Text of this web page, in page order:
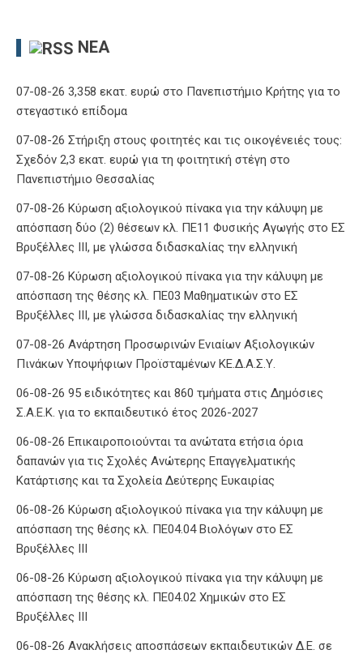
ΝΈΑ
07-08-26 3,358 εκατ. ευρώ στο Πανεπιστήμιο Κρήτης για το
στεγαστικό επίδομα
07-08-26 Στήριξη στους φοιτητές και τις οικογένειές τους:
Σχεδόν 2,3 εκατ. ευρώ για τη φοιτητική στέγη στο
Πανεπιστήμιο Θεσσαλίας
07-08-26 Κύρωση αξιολογικού πίνακα για την κάλυψη με
απόσπαση δύο (2) θέσεων κλ. ΠΕ11 Φυσικής Αγωγής στο ΕΣ
Βρυξέλλες ΙΙΙ, με γλώσσα διδασκαλίας την ελληνική
07-08-26 Κύρωση αξιολογικού πίνακα για την κάλυψη με
απόσπαση της θέσης κλ. ΠΕ03 Μαθηματικών στο ΕΣ
Βρυξέλλες ΙΙΙ, με γλώσσα διδασκαλίας την ελληνική
07-08-26 Ανάρτηση Προσωρινών Ενιαίων Αξιολογικών
Πινάκων Υποψήφιων Προϊσταμένων ΚΕ.Δ.Α.Σ.Υ.
06-08-26 95 ειδικότητες και 860 τμήματα στις Δημόσιες
Σ.Α.Ε.Κ. για το εκπαιδευτικό έτος 2026-2027
06-08-26 Επικαιροποιούνται τα ανώτατα ετήσια όρια
δαπανών για τις Σχολές Ανώτερης Επαγγελματικής
Κατάρτισης και τα Σχολεία Δεύτερης Ευκαιρίας
06-08-26 Κύρωση αξιολογικού πίνακα για την κάλυψη με
απόσπαση της θέσης κλ. ΠΕ04.04 Βιολόγων στο ΕΣ
Βρυξέλλες ΙΙΙ
06-08-26 Κύρωση αξιολογικού πίνακα για την κάλυψη με
απόσπαση της θέσης κλ. ΠΕ04.02 Χημικών στο ΕΣ
Βρυξέλλες ΙΙΙ
06-08-26 Ανακλήσεις αποσπάσεων εκπαιδευτικών Δ.Ε. σε